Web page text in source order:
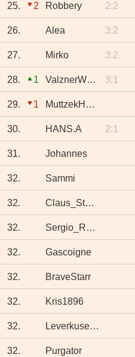
25. 2 Robbery 2:2
26. Alea 3:2
27. Mirko 3:2
28. 1 ValznerWeiher 3:1
29. 1 MuttzekHorst
30. HANS.A 2:1
31. Johannes
32. Sammi
32. Claus_Stuggi
32. Sergio_Ramen
32. Gascoigne
32. BraveStarr
32. Kris1896
32. Leverkusener
32. Purgator